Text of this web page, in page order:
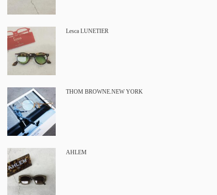
Lesca LUNETIER
THOM BROWNE.NEW YORK
AHLEM